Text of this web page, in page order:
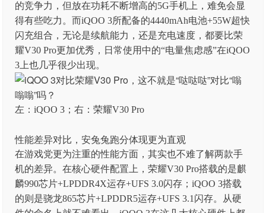
的竞争力，但放在功耗不断增高的5G手机上，难免会显
得有些吃力。而iQOO 3所配备的4440mAh电池+55W超快
闪充组合，无论是续航能力，还是充电速度，都要比荣
耀V30 Pro更加优秀，日常使用中的“电量焦虑感”在iQOO
3上也几乎很少出现。
左：iQOO 3；右：荣耀V30 Pro
性能差异对比，安兔兔跑分体现更为直观
在游戏党更为注重的性能方面，其实也不难了解两款手
机的差异。在核心硬件配置上，荣耀V30 Pro搭载的是麒
麟990芯片+LPDDR4X运存+UFS 3.0闪存；iQOO 3搭载
的则是骁龙865芯片+LPDDR5运存+UFS 3.1闪存。从硬